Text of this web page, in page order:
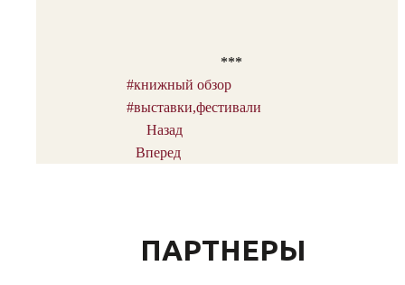
***
#книжный обзор
#выставки,фестивали
Назад
Вперед
ПАРТНЕРЫ